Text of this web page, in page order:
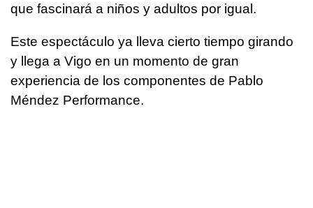
que fascinará a niños y adultos por igual.
Este espectáculo ya lleva cierto tiempo girando
y llega a Vigo en un momento de gran
experiencia de los componentes de Pablo
Méndez Performance.